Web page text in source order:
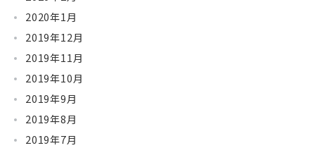
2020年1月
2019年12月
2019年11月
2019年10月
2019年9月
2019年8月
2019年7月